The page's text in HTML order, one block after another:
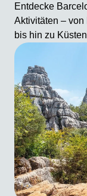
Entdecke
Aktivitäten –
bis hin zu